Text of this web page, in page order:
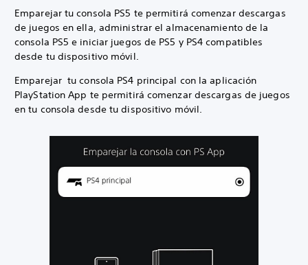
Emparejar tu consola PS5 te permitirá comenzar descargas
de juegos en ella, administrar el almacenamiento de la
consola PS5 e iniciar juegos de PS5 y PS4 compatibles
desde tu dispositivo móvil.
Emparejar tu consola PS4 principal con la aplicación
PlayStation App te permitirá comenzar descargas de juegos
en tu consola desde tu dispositivo móvil.